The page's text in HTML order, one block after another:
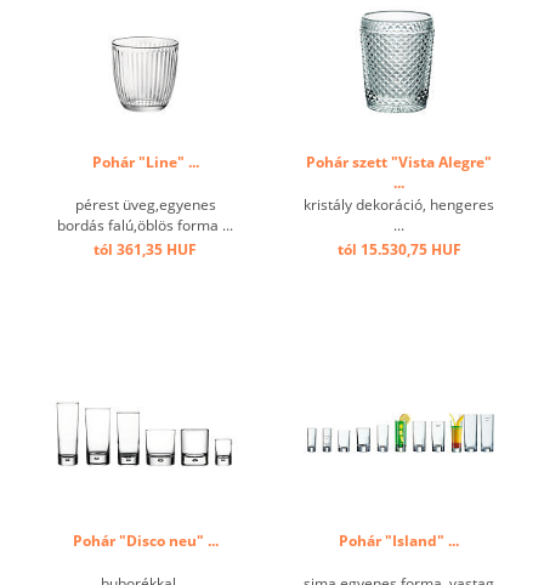
Pohár "Line" ...
pérest üveg,egyenes
bordás falú,öblös forma ...
tól 361,35 HUF
Pohár szett "Vista Alegre"
...
kristály dekoráció, hengeres
...
tól 15.530,75 HUF
Pohár "Disco neu" ... Pohár "Island" ...